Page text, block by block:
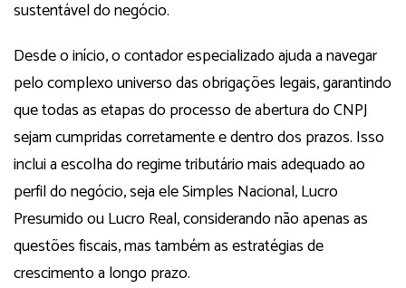
sustentável do negócio.
Desde o início, o contador especializado ajuda a navegar
pelo complexo universo das obrigações legais, garantindo
que todas as etapas do processo de abertura do CNPJ
sejam cumpridas corretamente e dentro dos prazos. Isso
inclui a escolha do regime tributário mais adequado ao
perfil do negócio, seja ele Simples Nacional, Lucro
Presumido ou Lucro Real, considerando não apenas as
questões fiscais, mas também as estratégias de
crescimento a longo prazo.